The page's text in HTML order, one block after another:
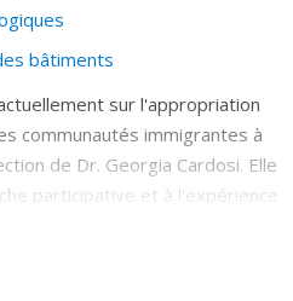
bâtiments
sur l'appropriation
communautés immigrantes à
de Dr. Georgia Cardosi. Elle
participative et à l'expérience
de conception de l'espace.